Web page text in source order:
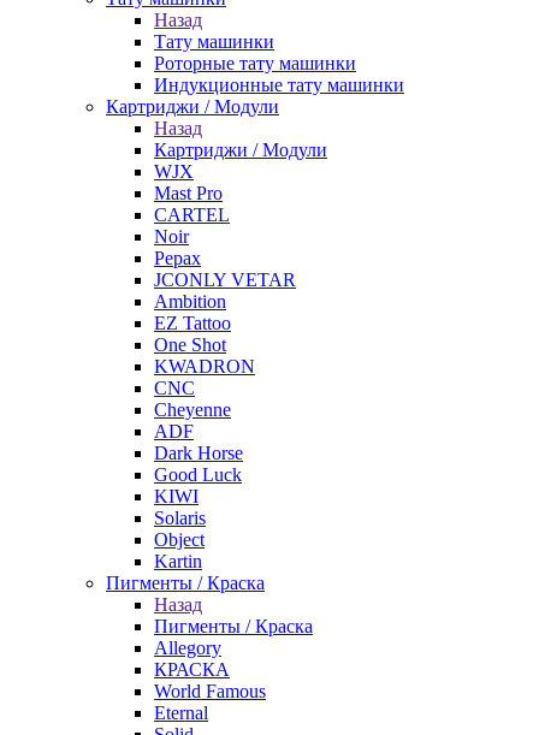
Назад
Тату машинки
Роторные тату машинки
Индукционные тату машинки
Картриджи / Модули
Назад
Картриджи / Модули
WJX
Mast Pro
CARTEL
Noir
Pepax
JCONLY VETAR
Ambition
EZ Tattoo
One Shot
KWADRON
CNC
Cheyenne
ADF
Dark Horse
Good Luck
KIWI
Solaris
Object
Kartin
Пигменты / Краска
Назад
Пигменты / Краска
Allegory
КРАСКА
World Famous
Eternal